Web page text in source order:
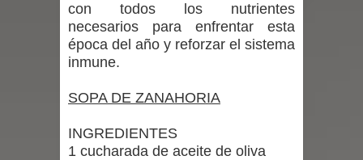
impacto ambiental
INDAP entregó $189 millones en
Municipalidad de Curicó apuesta a la
con todos los nutrientes
necesarios para enfrentar esta
época del año y reforzar el sistema
inmune.
SOPA DE ZANAHORIA
INGREDIENTES
1 cucharada de aceite de oliva